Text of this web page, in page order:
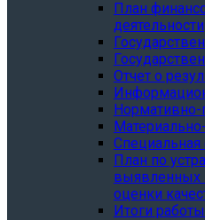
План
деятельности
Отчет о
Специальная
План по
выявленных
оценки
Итоги